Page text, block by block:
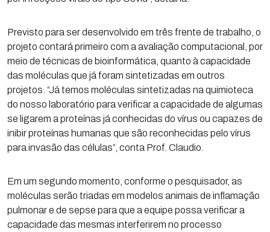
Previsto para ser desenvolvido em três frente de trabalho, o
projeto contará primeiro com a avaliação computacional, por
meio de técnicas de bioinformática, quanto à capacidade
das moléculas que já foram sintetizadas em outros
projetos. “Já temos moléculas sintetizadas na quimioteca
do nosso laboratório para verificar a capacidade de algumas
se ligarem a proteínas já conhecidas do vírus ou capazes de
inibir proteínas humanas que são reconhecidas pelo vírus
para invasão das células”, conta Prof. Claudio.
Em um segundo momento, conforme o pesquisador, as
moléculas serão triadas em modelos animais de inflamação
pulmonar e de sepse para que a equipe possa verificar a
capacidade das mesmas interferirem no processo